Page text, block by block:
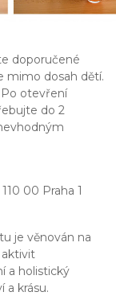
doporučené
mimo dosah dětí.
otevření
do 2
00 Praha 1
je věnován na
aktivit
a holistický
a krásu.